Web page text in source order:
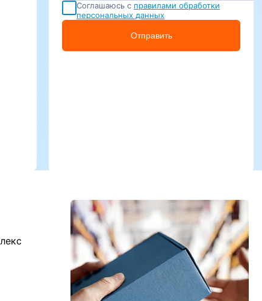
Соглашаюсь с правилами обработки
персональных данных
Отправить